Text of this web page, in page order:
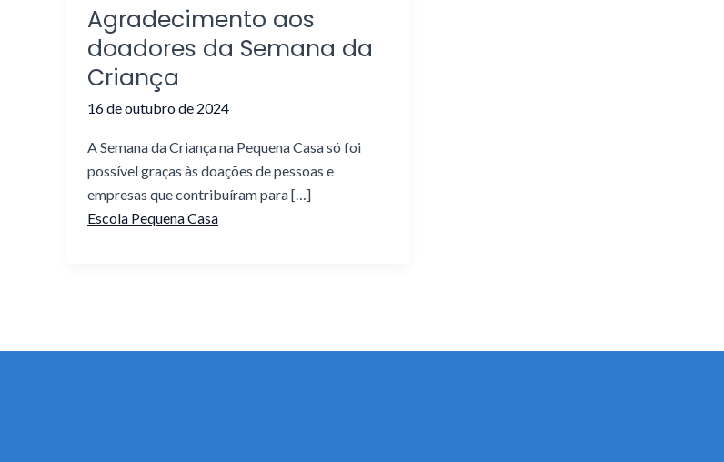
Agradecimento aos
doadores da Semana da
Criança
16 de outubro de 2024
A Semana da Criança na Pequena Casa só foi
possível graças às doações de pessoas e
empresas que contribuíram para […]
Escola Pequena Casa